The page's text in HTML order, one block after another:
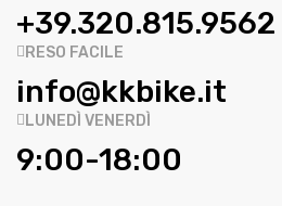
+39.320.815.9562
RESO FACILE
info@kkbike.it
LUNEDÌ VENERDÌ
9:00-18:00